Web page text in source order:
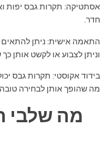
אסתטיקה: תקרות גבס יפות
חדר.
התאמה אישית: ניתן להתאים
וניתן לצבוע או לקשט אותן
בידוד אקוסטי: תקרות גבס
מה שהופך אותן לבחירה
מה שלבי